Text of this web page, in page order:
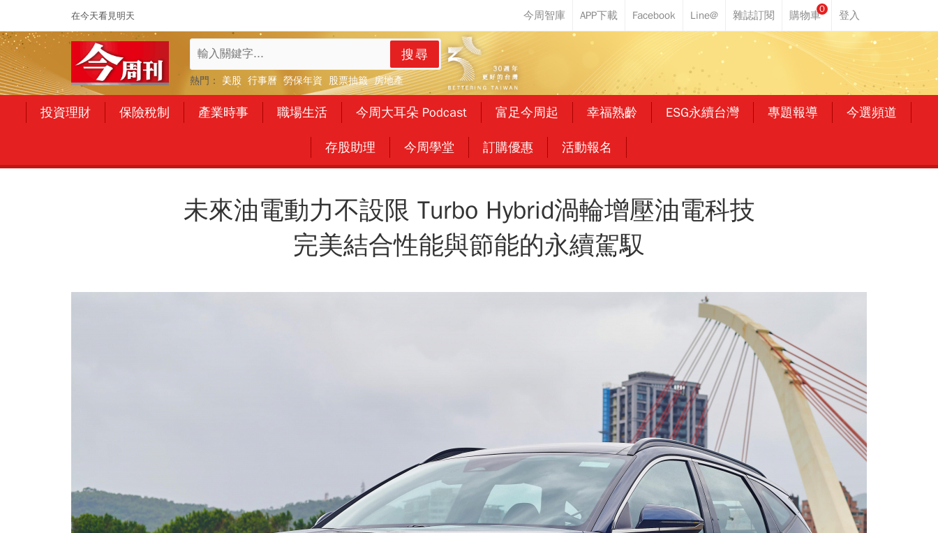
在今天看見明天
0
搜尋
熱門： 美股 行事曆 勞保年資 股票抽籤 房地產
投資理財 保險稅制 產業時事 職場生活 今周大耳朵 Podcast 富足今周起 幸福熟齡 ESG永續台灣 專題報導 今選頻道
存股助理 今周學堂 訂購優惠 活動報名
未來油電動力不設限 Turbo Hybrid渦輪增壓油電科技
完美結合性能與節能的永續駕馭